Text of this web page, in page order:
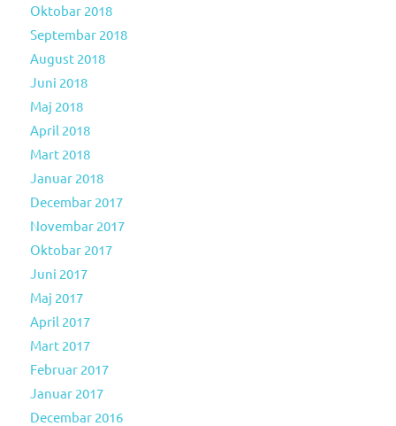
Oktobar 2018
Septembar 2018
August 2018
Juni 2018
Maj 2018
April 2018
Mart 2018
Januar 2018
Decembar 2017
Novembar 2017
Oktobar 2017
Juni 2017
Maj 2017
April 2017
Mart 2017
Februar 2017
Januar 2017
Decembar 2016